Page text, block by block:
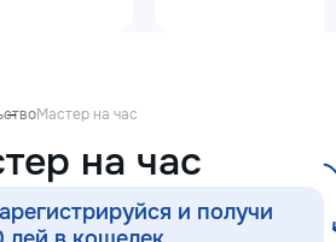
на час” помогут
с любыми
задачами в доме
предоставляем
Мастер на час
на час
и получи